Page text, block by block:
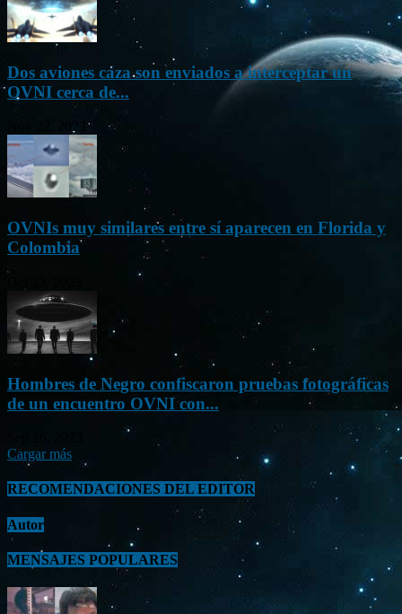
Dos aviones caza son enviados a interceptar un
OVNI cerca de...
OVNIs muy similares entre sí aparecen en Florida y
Colombia
Hombres de Negro confiscaron pruebas fotográficas
de un encuentro OVNI con...
Cargar más
RECOMENDACIONES DEL EDITOR
Autor
MENSAJES POPULARES